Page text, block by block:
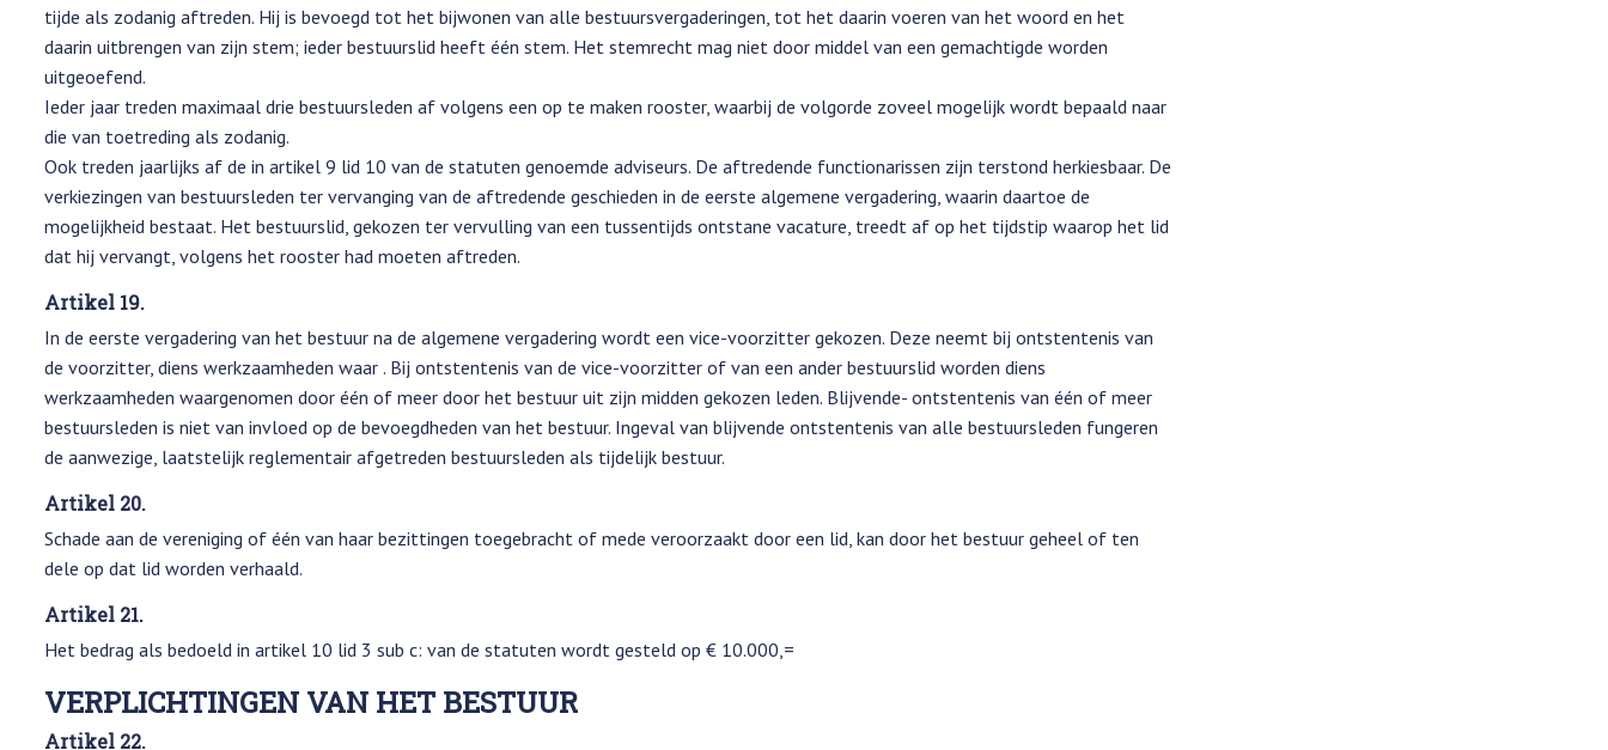
tijde als zodanig aftreden. Hij is bevoegd tot het bijwonen van alle bestuursvergaderingen, tot het daarin voeren van het woord en het
daarin uitbrengen van zijn stem; ieder bestuurslid heeft één stem. Het stemrecht mag niet door middel van een gemachtigde worden
uitgeoefend.
Ieder jaar treden maximaal drie bestuursleden af volgens een op te maken rooster, waarbij de volgorde zoveel mogelijk wordt bepaald naar
die van toetreding als zodanig.
Ook treden jaarlijks af de in artikel 9 lid 10 van de statuten genoemde adviseurs. De aftredende functionarissen zijn terstond herkiesbaar. De
verkiezingen van bestuursleden ter vervanging van de aftredende geschieden in de eerste algemene vergadering, waarin daartoe de
mogelijkheid bestaat. Het bestuurslid, gekozen ter vervulling van een tussentijds ontstane vacature, treedt af op het tijdstip waarop het lid
dat hij vervangt, volgens het rooster had moeten aftreden.
Artikel 19.
In de eerste vergadering van het bestuur na de algemene vergadering wordt een vice-voorzitter gekozen. Deze neemt bij ontstentenis van
de voorzitter, diens werkzaamheden waar . Bij ontstentenis van de vice-voorzitter of van een ander bestuurslid worden diens
werkzaamheden waargenomen door één of meer door het bestuur uit zijn midden gekozen leden. Blijvende- ontstentenis van één of meer
bestuursleden is niet van invloed op de bevoegdheden van het bestuur. Ingeval van blijvende ontstentenis van alle bestuursleden fungeren
de aanwezige, laatstelijk reglementair afgetreden bestuursleden als tijdelijk bestuur.
Artikel 20.
Schade aan de vereniging of één van haar bezittingen toegebracht of mede veroorzaakt door een lid, kan door het bestuur geheel of ten
dele op dat lid worden verhaald.
Artikel 21.
Het bedrag als bedoeld in artikel 10 lid 3 sub c: van de statuten wordt gesteld op € 10.000,=
VERPLICHTINGEN VAN HET BESTUUR
Artikel 22.